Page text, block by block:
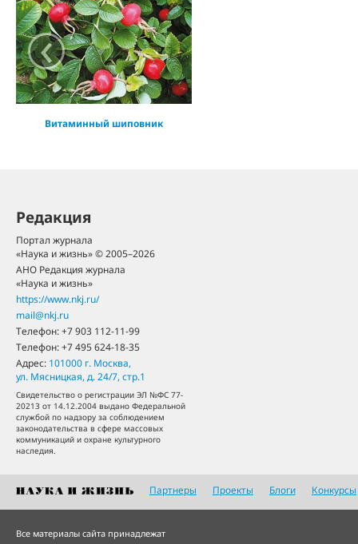
Витаминный шиповник
‹
Редакция
Портал журнала
«Наука и жизнь» © 2005–2026
АНО Редакция журнала
«Наука и жизнь»
https://www.nkj.ru/
mail@nkj.ru
Телефон:+7 903 112-11-99
Телефон:+7 495 624-18-35
Адрес: 101000 г. Москва,
ул. Мясницкая, д. 24/7, стр.1
Свидетельство о регистрации ЭЛ №ФС 77-
20213 от 14.12.2004 выдано Федеральной
службой по надзору за соблюдением
законодательства в сфере массовых
коммуникаций и охране культурного
наследия.
Партнеры Проекты Блоги Конкурсы
Все материалы сайта принадлежат